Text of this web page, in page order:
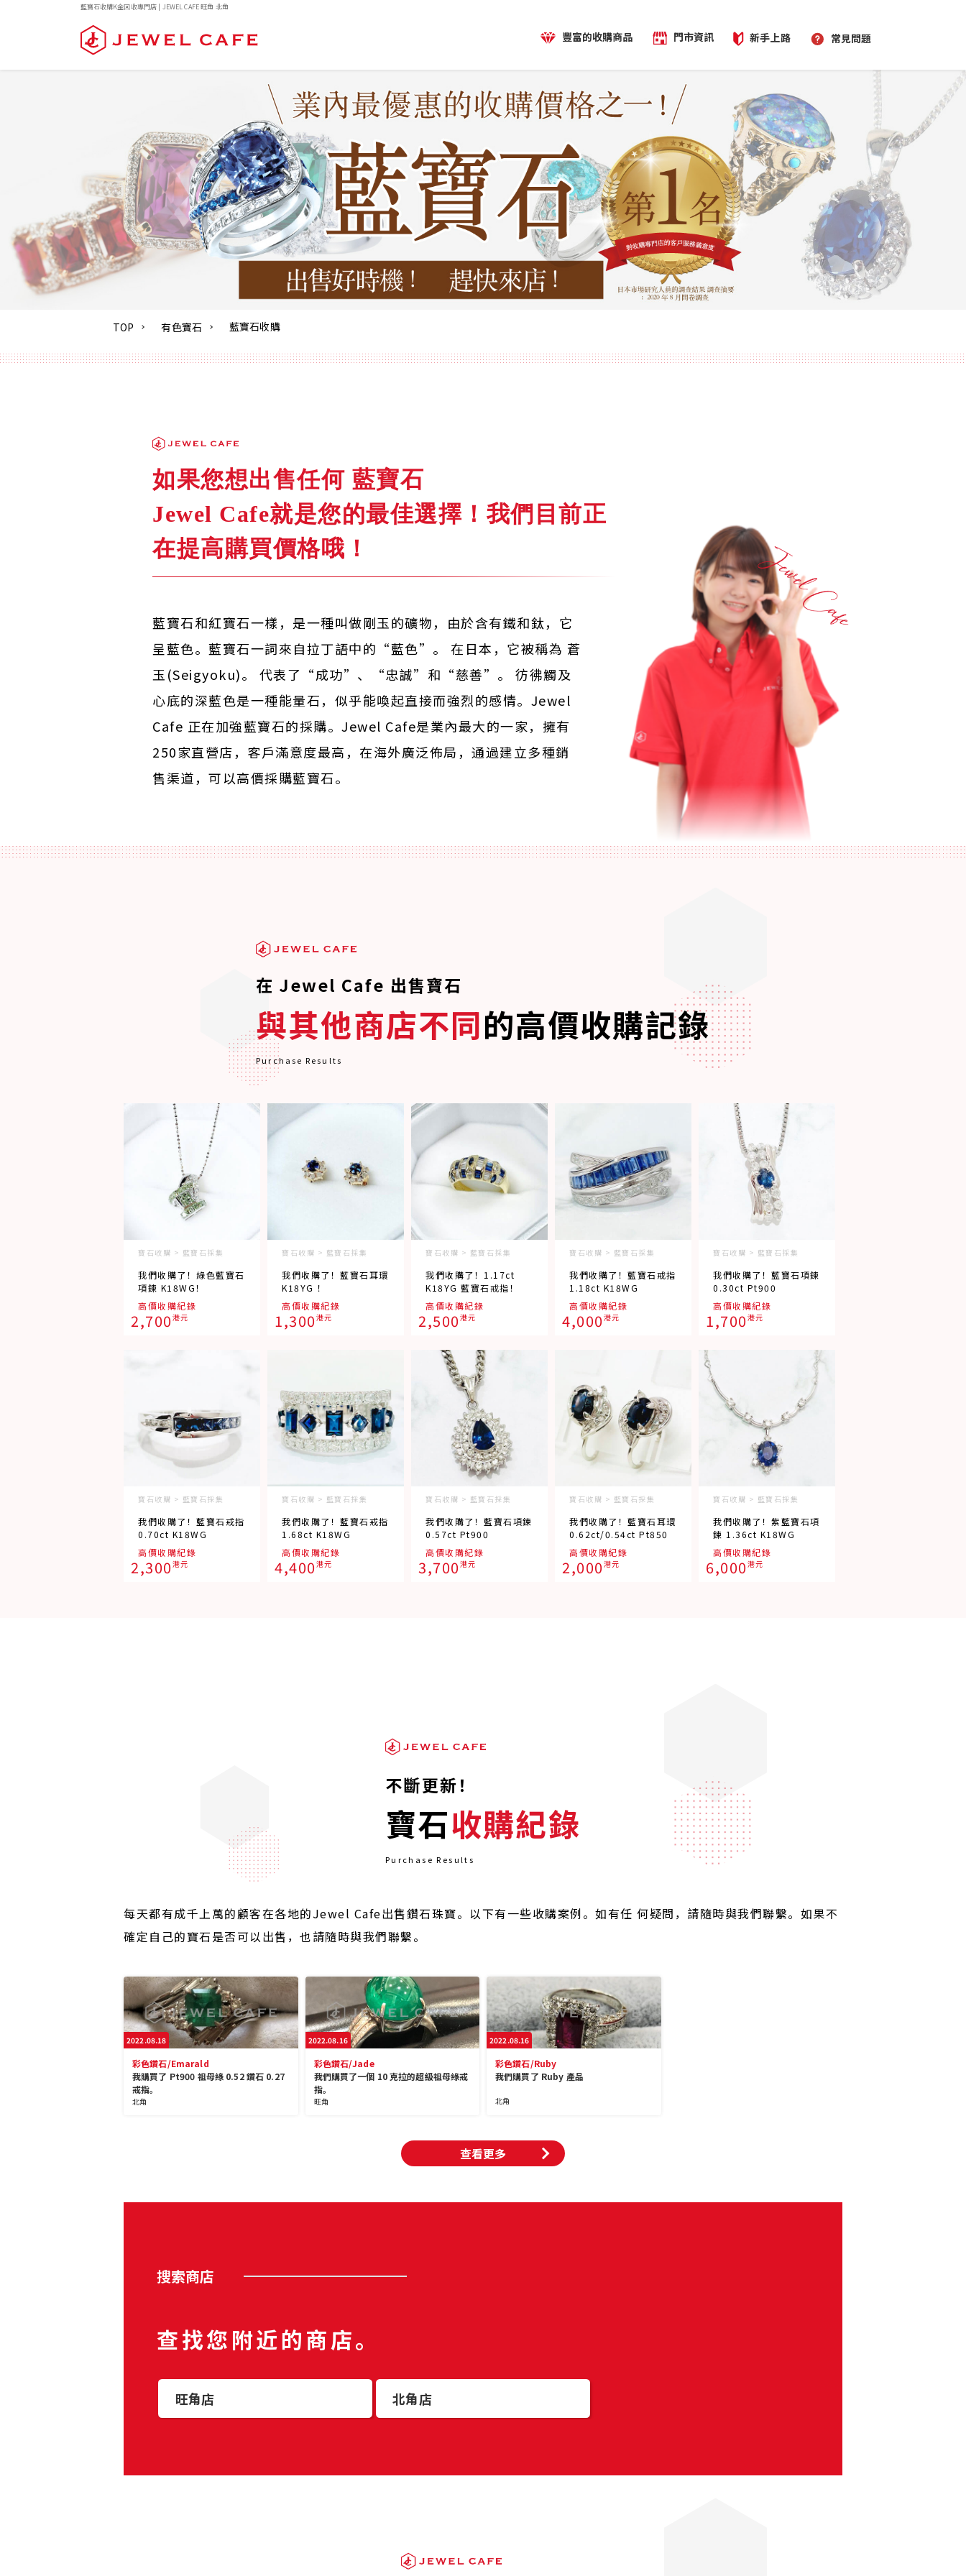
藍寶石收購K金回收專門店 | JEWEL CAFE 旺角 北角
豐富的收購商品 門市資訊 新手上路 常見問題
TOP 有色寶石 藍寶石收購
如果您想出售任何 藍寶石
Jewel Cafe就是您的最佳選擇！我們目前正
在提高購買價格哦！
藍寶石和紅寶石一樣，是一種叫做剛玉的礦物，由於含有鐵和鈦，它
呈藍色。藍寶石一詞來自拉丁語中的“藍色”。 在日本，它被稱為 蒼
玉(Seigyoku)。 代表了“成功”、“忠誠”和“慈善”。 彷彿觸及
心底的深藍色是一種能量石，似乎能喚起直接而強烈的感情。Jewel
Cafe 正在加強藍寶石的採購。Jewel Cafe是業內最大的一家，擁有
250家直營店，客戶滿意度最高，在海外廣泛佈局，通過建立多種銷
售渠道，可以高價採購藍寶石。
在 Jewel Cafe 出售寶石
與其他商店不同的高價收購記錄
Purchase Results
寶石收購 > 藍寶石採集
我們收購了！綠色藍寶石
項鍊 K18WG！
高價收購紀錄
2,700港元
寶石收購 > 藍寶石採集
我們收購了！藍寶石耳環
K18YG ！
高價收購紀錄
1,300港元
寶石收購 > 藍寶石採集
我們收購了！1.17ct
K18YG 藍寶石戒指！
高價收購紀錄
2,500港元
寶石收購 > 藍寶石採集
我們收購了！藍寶石戒指
1.18ct K18WG
高價收購紀錄
4,000港元
寶石收購 > 藍寶石採集
我們收購了！藍寶石項鍊
0.30ct Pt900
高價收購紀錄
1,700港元
寶石收購 > 藍寶石採集
我們收購了！藍寶石戒指
0.70ct K18WG
高價收購紀錄
2,300港元
寶石收購 > 藍寶石採集
我們收購了！藍寶石戒指
1.68ct K18WG
高價收購紀錄
4,400港元
寶石收購 > 藍寶石採集
我們收購了！藍寶石項鍊
0.57ct Pt900
高價收購紀錄
3,700港元
寶石收購 > 藍寶石採集
我們收購了！藍寶石耳環
0.62ct/0.54ct Pt850
高價收購紀錄
2,000港元
寶石收購 > 藍寶石採集
我們收購了！紫藍寶石項
鍊 1.36ct K18WG
高價收購紀錄
6,000港元
不斷更新！
寶石收購紀錄
Purchase Results
每天都有成千上萬的顧客在各地的Jewel Cafe出售鑽石珠寶。以下有一些收購案例。如有任 何疑問，請隨時與我們聯繫。如果不
確定自己的寶石是否可以出售，也請隨時與我們聯繫。
2022.08.18
彩色鑽石/Emarald
我購買了 Pt900 祖母綠 0.52 鑽石 0.27
戒指。
北角
2022.08.16
彩色鑽石/Jade
我們購買了一個 10 克拉的超級祖母綠戒
指。
旺角
2022.08.16
彩色鑽石/Ruby
我們購買了 Ruby 產品
北角
查看更多
搜索商店
查找您附近的商店。
旺角店 北角店